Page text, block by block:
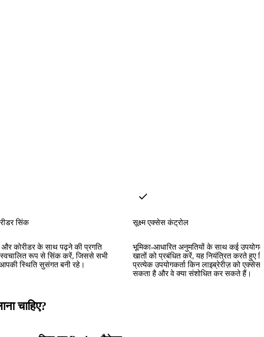
सिंक
और कोरीडर के साथ पढ़ने की प्रगति
रूप से सिंक करें, जिससे सभी
आपकी स्थिति सुसंगत बनी रहे।
सूक्ष्म एक्सेस कंट्रोल
भूमिका-आधारित अनुमतियों के साथ कई
खातों को प्रबंधित करें, यह नियंत्रित करते हुए
प्रत्येक उपयोगकर्ता किन लाइब्रेरीज़ को एक्सेस
सकता है और वे क्या संशोधित कर सकते हैं।
चाहिए?